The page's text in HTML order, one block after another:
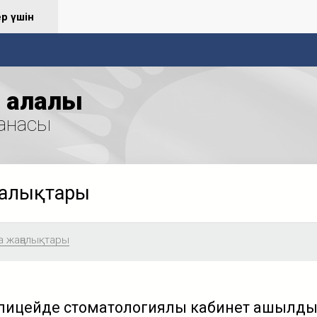
үшін
жаңалықтары
стоматологиялық кабинет ашылды